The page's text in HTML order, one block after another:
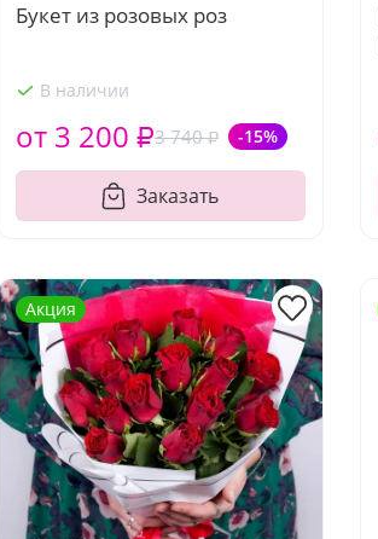
Букет из розовых роз
В наличии
3 740 ₽ -15%
от 3 200 ₽
Заказать
Акция